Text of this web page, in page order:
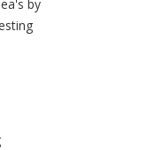
by